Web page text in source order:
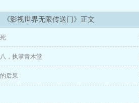
《影视世界无限传送门》正文
，执掌青木堂
后果